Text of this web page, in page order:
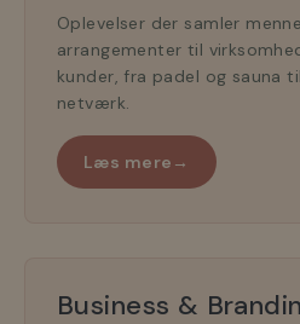
Oplevelser der samler
arrangementer til
kunder, fra padel og sauna
netværk.
Læs mere →
Business &